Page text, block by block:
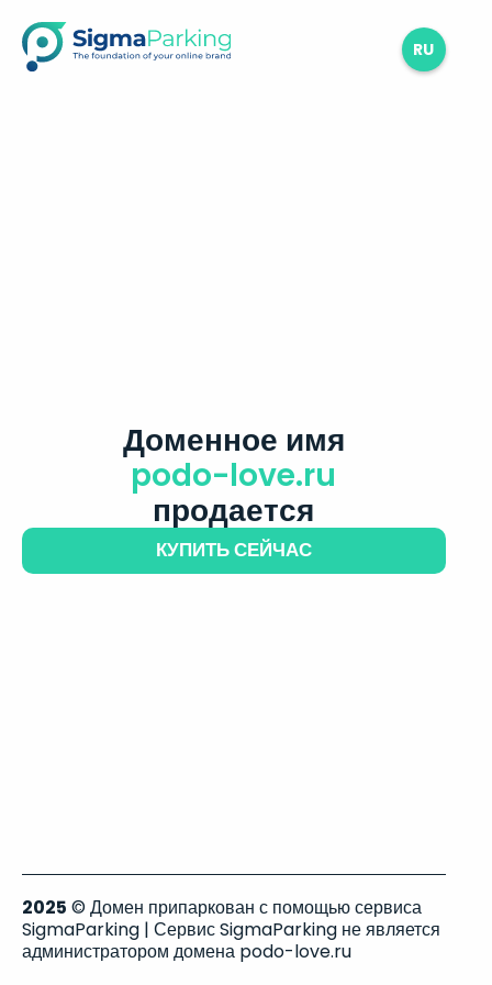
RU
Доменное имя
podo-love.ru
продается
КУПИТЬ СЕЙЧАС
2025 © Домен припаркован с помощью сервиса
SigmaParking | Сервис SigmaParking не является
администратором домена podo-love.ru